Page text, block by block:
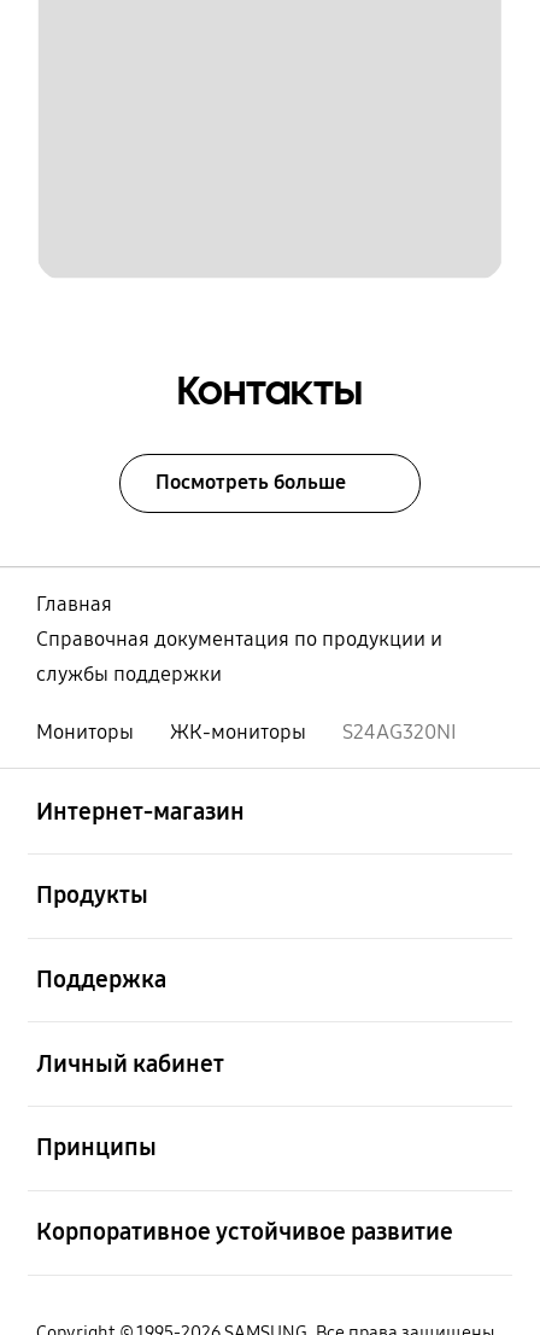
Контакты
Посмотреть больше
Главная
Справочная документация по продукции и
службы поддержки
Мониторы ЖК-мониторы S24AG320NI
Интернет-магазин
Продукты
Поддержка
Личный кабинет
Принципы
Корпоративное устойчивое развитие